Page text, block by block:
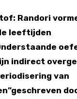
Randori
leeftijden
indirect
van